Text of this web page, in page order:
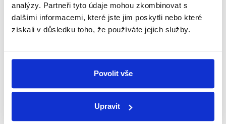
analýzy. Partneři tyto údaje mohou zkombinovat s
dalšími informacemi, které jste jim poskytli nebo které
získali v důsledku toho, že používáte jejich služby.
Povolit vše
Upravit
Během jednoho dne jsme postavili
sanitek pražské záchranky.
,30. března 2020